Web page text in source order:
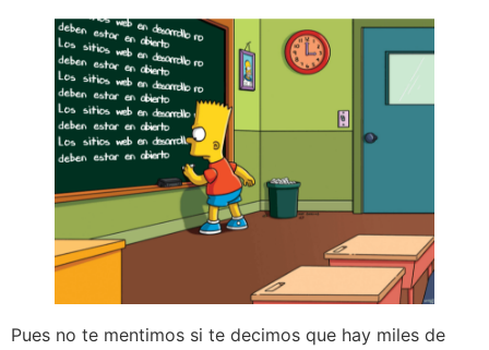
Pues no te mentimos si te decimos que hay miles de